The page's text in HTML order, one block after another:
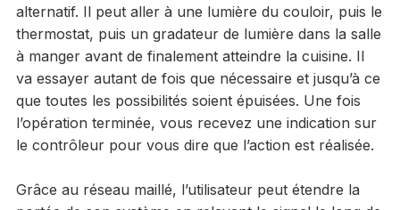
alternatif. Il peut aller à une lumière du couloir, puis le
thermostat, puis un gradateur de lumière dans la salle
à manger avant de finalement atteindre la cuisine. Il
va essayer autant de fois que nécessaire et jusqu’à ce
que toutes les possibilités soient épuisées. Une fois
l’opération terminée, vous recevez une indication sur
le contrôleur pour vous dire que l’action est réalisée.
Grâce au réseau maillé, l’utilisateur peut étendre la